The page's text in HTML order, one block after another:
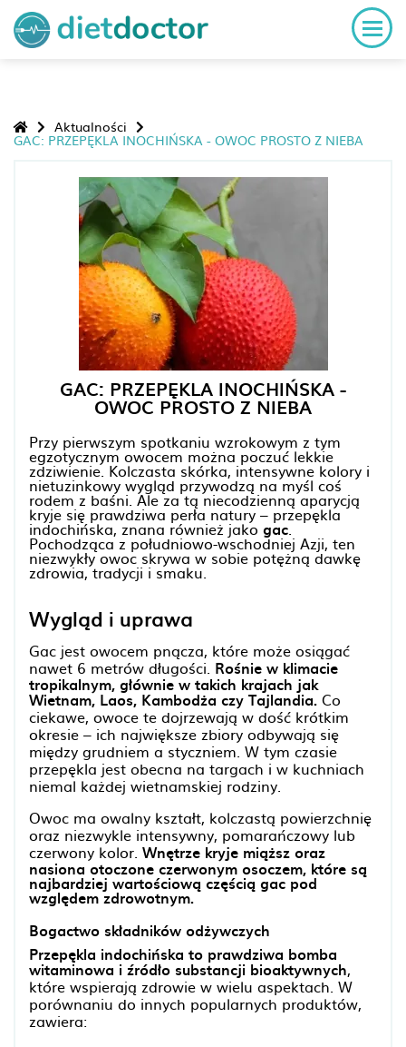
Aktualności
GAC: PRZEPĘKLA INOCHIŃSKA - OWOC PROSTO Z NIEBA
GAC: PRZEPĘKLA INOCHIŃSKA -
OWOC PROSTO Z NIEBA
Przy pierwszym spotkaniu wzrokowym z tym
egzotycznym owocem można poczuć lekkie
zdziwienie. Kolczasta skórka, intensywne kolory i
nietuzinkowy wygląd przywodzą na myśl coś
rodem z baśni. Ale za tą niecodzienną aparycją
kryje się prawdziwa perła natury – przepękla
indochińska, znana również jako gac.
Pochodząca z południowo-wschodniej Azji, ten
niezwykły owoc skrywa w sobie potężną dawkę
zdrowia, tradycji i smaku.
Wygląd i uprawa
Gac jest owocem pnącza, które może osiągać
nawet 6 metrów długości. Rośnie w klimacie
tropikalnym, głównie w takich krajach jak
Wietnam, Laos, Kambodża czy Tajlandia. Co
ciekawe, owoce te dojrzewają w dość krótkim
okresie – ich największe zbiory odbywają się
między grudniem a styczniem. W tym czasie
przepękla jest obecna na targach i w kuchniach
niemal każdej wietnamskiej rodziny.
Owoc ma owalny kształt, kolczastą powierzchnię
oraz niezwykle intensywny, pomarańczowy lub
czerwony kolor. Wnętrze kryje miąższ oraz
nasiona otoczone czerwonym osoczem, które są
najbardziej wartościową częścią gac pod
względem zdrowotnym.
Bogactwo składników odżywczych
Przepękla indochińska to prawdziwa bomba
witaminowa i źródło substancji bioaktywnych,
które wspierają zdrowie w wielu aspektach. W
porównaniu do innych popularnych produktów,
zawiera: